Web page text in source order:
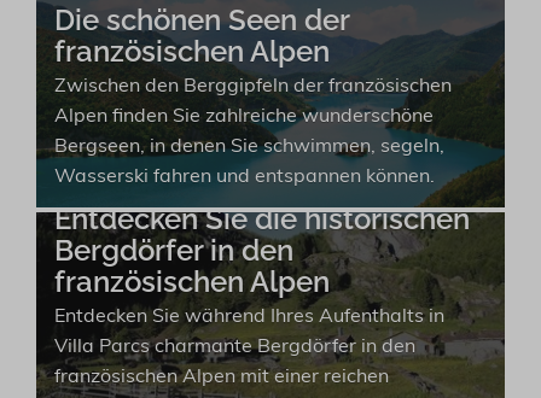
Die schönen Seen der
französischen Alpen
Zwischen den Berggipfeln der französischen
Alpen finden Sie zahlreiche wunderschöne
Bergseen, in denen Sie schwimmen, segeln,
Wasserski fahren und entspannen können.
Entdecken Sie die historischen
Bergdörfer in den
französischen Alpen
Entdecken Sie während Ihres Aufenthalts in
Villa Parcs charmante Bergdörfer in den
französischen Alpen mit einer reichen